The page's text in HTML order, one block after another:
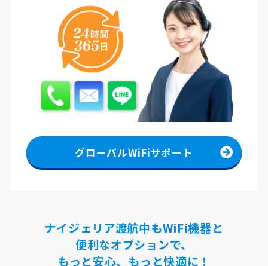
グローバルWiFiサポート
ナイジェリア渡航中もWiFi機器と
便利なオプションで、
もっと安心、もっと快適に！